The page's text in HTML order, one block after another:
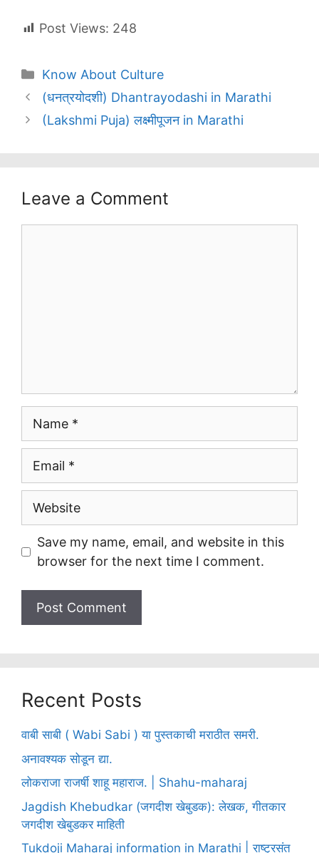
Post Views: 248
Categories
Know About Culture
(धनत्रयोदशी) Dhantrayodashi in Marathi
(Lakshmi Puja) लक्ष्मीपूजन in Marathi
Leave a Comment
Name
Email
Website
Save my name, email, and website in this
browser for the next time I comment.
Recent Posts
वाबी साबी ( Wabi Sabi ) या पुस्तकाची मराठीत समरी.
अनावश्यक सोडून द्या.
लोकराजा राजर्षी शाहू महाराज. | Shahu-maharaj
Jagdish Khebudkar (जगदीश खेबुडक): लेखक, गीतकार
जगदीश खेबुडकर माहिती
Tukdoji Maharaj information in Marathi | राष्ट्रसंत